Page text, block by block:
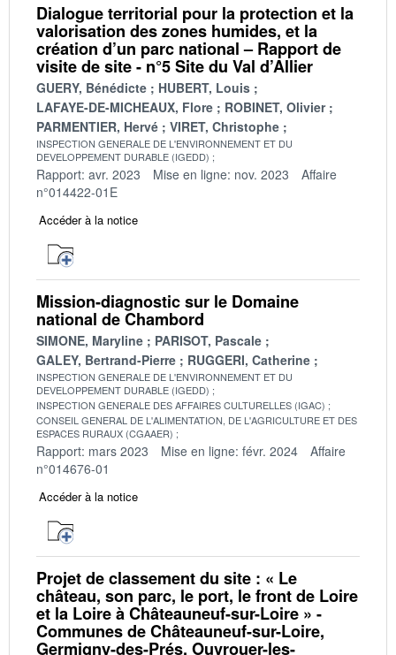
Dialogue territorial pour la protection et la
valorisation des zones humides, et la
création d’un parc national – Rapport de
visite de site - n°5 Site du Val d’Allier
GUERY, Bénédicte
HUBERT, Louis
LAFAYE-DE-MICHEAUX, Flore
ROBINET, Olivier
PARMENTIER, Hervé
VIRET, Christophe
INSPECTION GENERALE DE L'ENVIRONNEMENT ET DU
DEVELOPPEMENT DURABLE (IGEDD)
Rapport: avr. 2023 Mise en ligne: nov. 2023
Affaire
n°014422-01E
Accéder à la notice
Mission-diagnostic sur le Domaine
national de Chambord
SIMONE, Maryline
PARISOT, Pascale
GALEY, Bertrand-Pierre
RUGGERI, Catherine
INSPECTION GENERALE DE L'ENVIRONNEMENT ET DU
DEVELOPPEMENT DURABLE (IGEDD)
INSPECTION GENERALE DES AFFAIRES CULTURELLES (IGAC)
CONSEIL GENERAL DE L'ALIMENTATION, DE L'AGRICULTURE ET DES
ESPACES RURAUX (CGAAER)
Rapport: mars 2023 Mise en ligne: févr. 2024
Affaire
n°014676-01
Accéder à la notice
Projet de classement du site : « Le
château, son parc, le port, le front de Loire
et la Loire à Châteauneuf-sur-Loire » -
Communes de Châteauneuf-sur-Loire,
Germigny-des-Prés, Ouvrouer-les-